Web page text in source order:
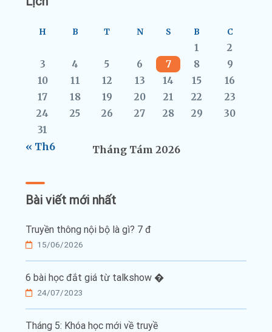
Tháng Tám 2026
H B T N S B C
1
2
3
4 5 6 7 8
9
10
11 12 13 14 15
16
17
18 19 20 21 22
23
24
25 26 27 28 29
30
31
« Th6
Bài viết mới nhất
Truyền thông nội bộ là gì? 7 đ
15/06/2026
6 bài học đắt giá từ talkshow �
24/07/2023
Tháng 5: Khóa học mới về truyề